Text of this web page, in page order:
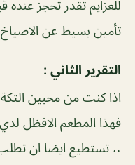
للعزايم تقدر تحجز عنده
تأمين بسيط عن
التقرير الثاني :
اذا كنت من محبين التكة
فهذا المطعم الافظل
،، تستطيع ايضا ان